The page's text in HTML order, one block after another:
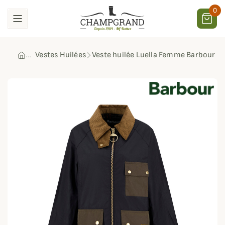
0
Vestes Huilées Veste huilée Luella Femme Barbour